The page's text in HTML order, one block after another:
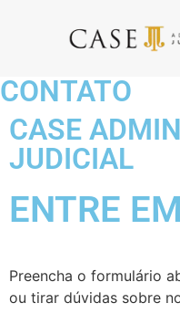
CONTATO
CASE
JUDICIAL
ENTRE
Preencha o formulário
ou tirar dúvidas sobre